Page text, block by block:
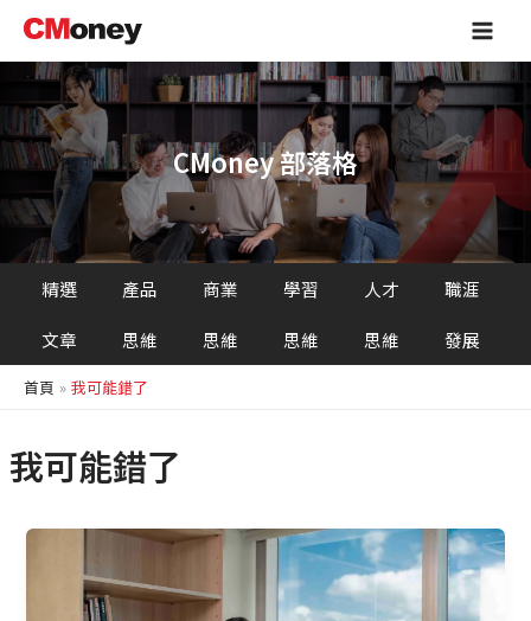
主
容
Main
CMoney 部落格
精選
文章
產品
思維
商業
思維
學習
思維
人才
思維
職涯
發展
首頁 我可能錯了
我可能錯了